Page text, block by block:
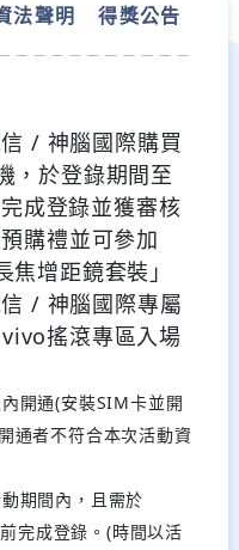
法聲明 得獎公告
/ 神腦國際購買
，於登錄期間至
成登錄並獲審核
購禮並可參加
焦增距鏡套裝」
/ 神腦國際專屬
搖滾專區入場
開通(安裝SIM卡並開
通者不符合本次活動資
期間內，且需於
完成登錄。(時間以活